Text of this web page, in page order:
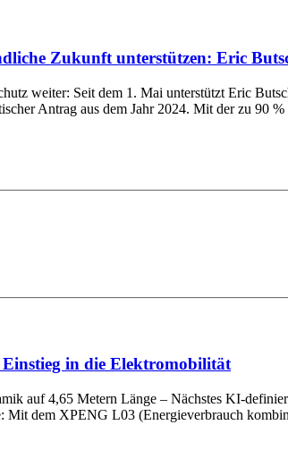
Zukunft unterstützen: Eric
weiter: Seit dem 1. Mai unterstützt Eric
Antrag aus dem Jahr 2024. Mit der zu 90
in die Elektromobilität
auf 4,65 Metern Länge – Nächstes KI-
dem XPENG L03 (Energieverbrauch